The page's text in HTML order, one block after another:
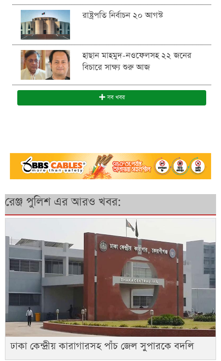
রাষ্ট্রপতি নির্বাচন ২০ আগস্ট
হাছান মাহমুদ-নওফেলসহ ২২ জনের
বিচারে সাক্ষ্য শুরু আজ
সব খবর
রেঞ্জ পুলিশ এর আরও খবর:
ঢাকা কেন্দ্রীয় কারাগারসহ পাঁচ জেল সুপারকে বদলি